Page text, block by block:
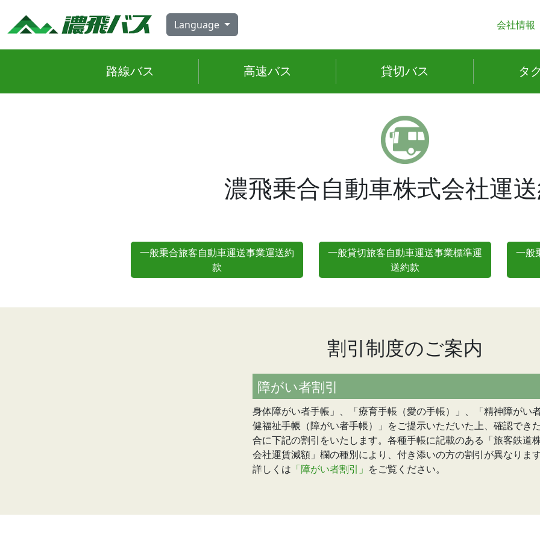
content
Language 会社情報
路線バス 高速バス 貸切バス タク
濃飛乗合自動車株式会社運
一般乗合旅客自動車運送事業運送約
款
一般貸切旅客自動車運送事業標準運
送約款
一般
割引制度のご案内
障がい者割引
身体障がい者手帳」、「療育手帳（愛の手帳）」、「精神障がい
健福祉手帳（障がい者手帳）」をご提示いただいた上、確認でき
合に下記の割引をいたします。各種手帳に記載のある「旅客鉄道
会社運賃減額」欄の種別により、付き添いの方の割引が異なります
詳しくは 「障がい者割引」 をご覧ください。